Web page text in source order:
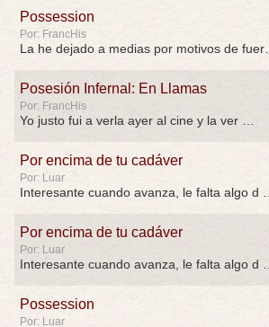
Possession
Por: FrancHis
Posesión Infernal: En Llamas
Por: FrancHis
Yo justo fui a verla ayer al cine y la ver …
Por encima de tu cadáver
Por: Luar
Interesante cuando avanza, le falta algo d …
Por encima de tu cadáver
Por: Luar
Interesante cuando avanza, le falta algo d …
Possession
Por: Luar